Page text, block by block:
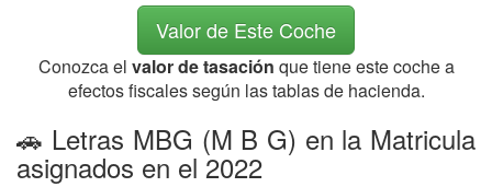
Valor de Este Coche
Conozca el valor de tasación que tiene este coche a
efectos fiscales según las tablas de hacienda.
🚗 Letras MBG (M B G) en la Matricula
asignados en el 2022